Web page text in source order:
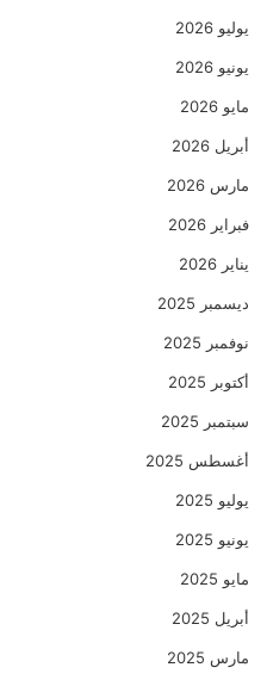
يوليو 2026
يونيو 2026
مايو 2026
أبريل 2026
مارس 2026
فبراير 2026
يناير 2026
ديسمبر 2025
نوفمبر 2025
أكتوبر 2025
سبتمبر 2025
أغسطس 2025
يوليو 2025
يونيو 2025
مايو 2025
أبريل 2025
مارس 2025